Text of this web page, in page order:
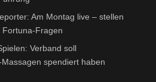
Am Montag live – stellen
Fortuna-Fragen
Verband soll
spendiert haben